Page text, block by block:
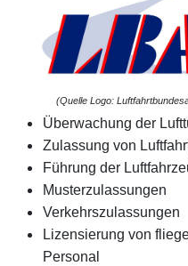
(Quelle Logo:
Überwachung der
Zulassung von
Führung der
Musterzulassungen
Verkehrszulassungen
Lizensierung von
Personal